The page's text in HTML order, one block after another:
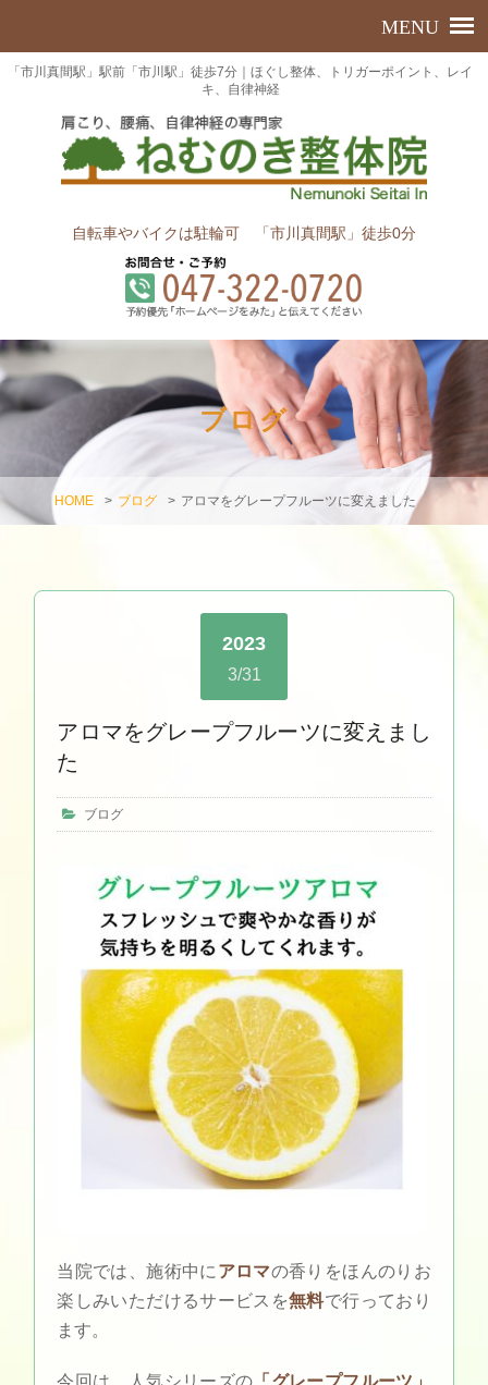
「市川真間駅」駅前「市川駅」徒歩7分｜ほぐし整体、トリガーポイント、レイ
キ、自律神経
自転車やバイクは駐輪可 「市川真間駅」徒歩0分
ブログ
HOME > ブログ > アロマをグレープフルーツに変えました
2023
3/31
アロマをグレープフルーツに変えまし
た
ブログ
当院では、施術中に アロマの香りをほんのりお
楽しみいただけるサービスを無料で行っており
ます。
今回は、人気シリーズの 「グレープフルーツ」